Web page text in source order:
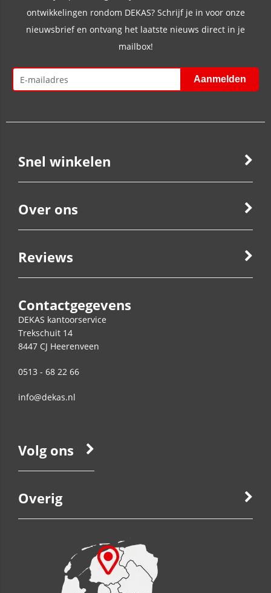
ontwikkelingen rondom DEKAS? Schrijf je in voor onze
nieuwsbrief en ontvang het laatste nieuws direct in je
mailbox!
Snel winkelen
Over ons
Reviews
Contactgegevens
DEKAS kantoorservice
Trekschuit 14
8447 CJ Heerenveen
0513 - 68 22 66
info@dekas.nl
Volg ons
Overig